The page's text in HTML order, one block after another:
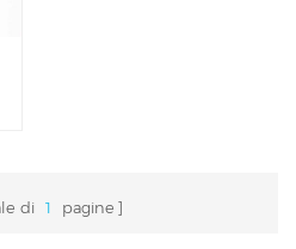
di 1 pagine